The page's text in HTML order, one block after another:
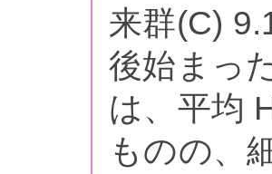
来群(C)
後始まっ
は、平均
ものの、